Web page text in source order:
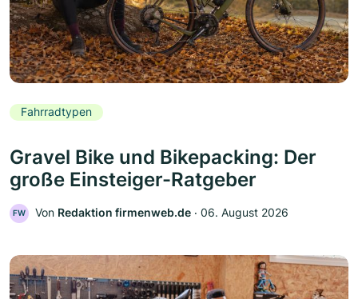
Fahrradtypen
Gravel Bike und Bikepacking: Der
große Einsteiger-Ratgeber
FW Von Redaktion firmenweb.de ‧ 06. August 2026